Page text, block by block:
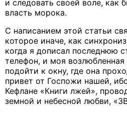
и следовать своей воле, как
власть морока.
С написанием этой статьи
которое иначе, как
когда я дописал последнюю
телефон, и моя
подойти к окну, где она
привет от Госпожи нашей,
Кефлане «Книги лжей»,
земной и небесной любви,